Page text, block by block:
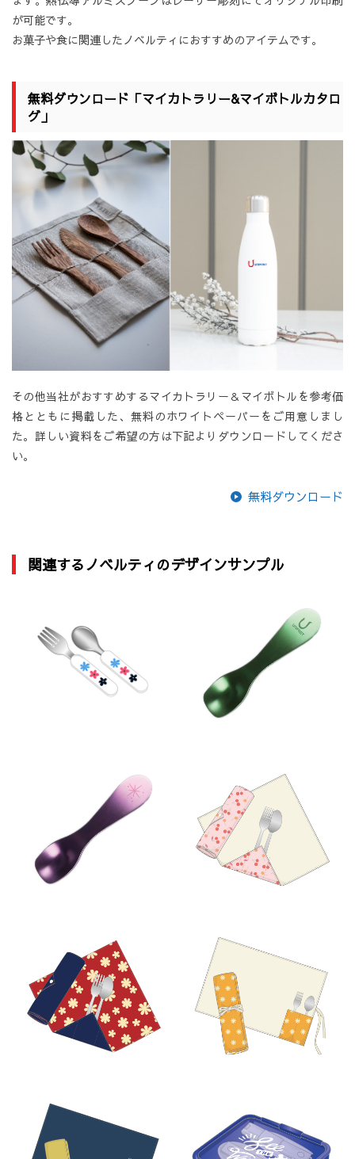
が可能です。
お菓子や食に関連したノベルティにおすすめのアイテムです。
無料ダウンロード「マイカトラリー&マイボトルカタロ
グ」
その他当社がおすすめするマイカトラリー＆マイボトルを参考価
格とともに掲載した、無料のホワイトペーパーをご用意しまし
た。詳しい資料をご希望の方は下記よりダウンロードしてくださ
い。
無料ダウンロード
関連するノベルティのデザインサンプル